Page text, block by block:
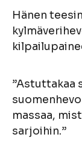
Hänen
”Astuttakaa
massaa,
sarjoihin.”